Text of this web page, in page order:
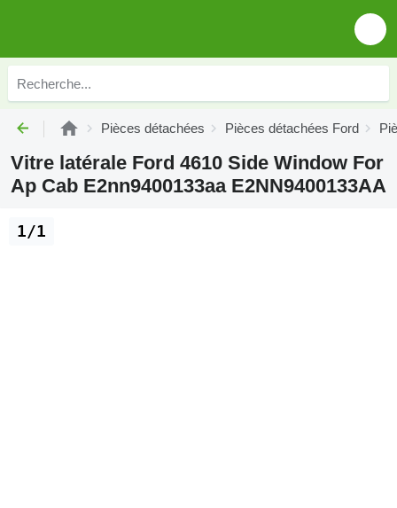
Pièces détachées Pièces détachées Ford
Vitre latérale Ford 4610 Side Window For
Ap Cab E2nn9400133aa E2NN9400133AA
1/1